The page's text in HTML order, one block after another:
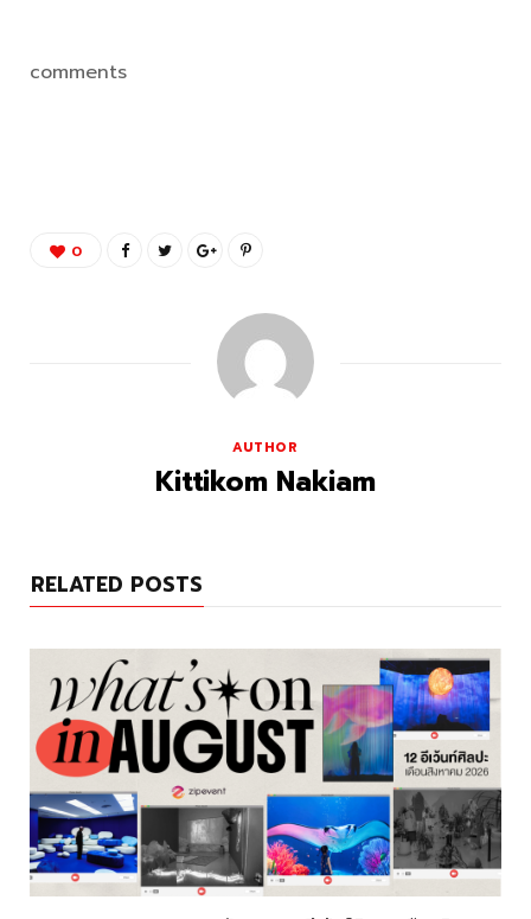
comments
0
AUTHOR
Kittikom Nakiam
RELATED POSTS